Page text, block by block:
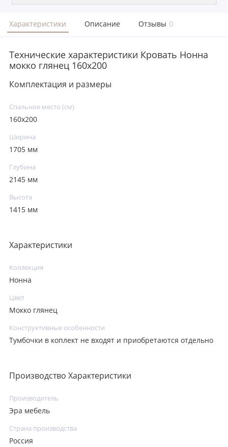
Характеристики Описание Отзывы 0
Технические характеристики Кровать Нонна
мокко глянец 160х200
Комплектация и размеры
Спальное место (см)
160х200
Ширина
1705 мм
Глубина
2145 мм
Высота
1415 мм
Характеристики
Коллекция
Нонна
Цвет
Мокко глянец
Конструктивные особенности
Тумбочки в коплект не входят и приобретаются отдельно
Производство Характеристики
Производитель
Эра мебель
Страна производства
Россия